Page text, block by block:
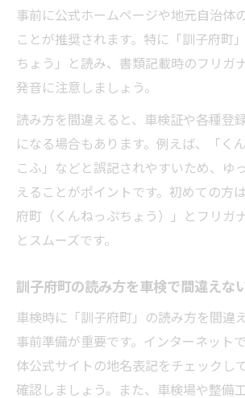
事前に公式ホームページや地元自治体
ことが推奨されます。特に「訓子府町
ちょう」と読み、書類記載時のフリガ
発音に注意しましょう。
読み方を間違えると、車検証や各種登
になる場合もあります。例えば、「く
こふ」などと誤記されやすいため、ゆ
えることがポイントです。初めての方
府町（くんねっぷちょう）」とフリガ
とスムーズです。
訓子府町の読み方を車検で間違えな
車検時に「訓子府町」の読み方を間違
事前準備が重要です。インターネット
体公式サイトの地名表記をチェックし
確認しましょう。また、車検場や整備